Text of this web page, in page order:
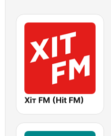
Хіт FM (Hit FM)